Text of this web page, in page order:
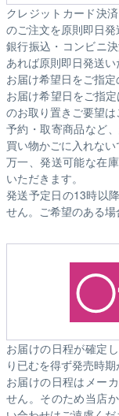
クレジットカード決
のご注文を原則即日発
銀行振込・コンビニ
あれば原則即日発送い
お届け希望日をご指
お届け希望日をご指
のお取り置きご要望は
予約・取寄商品など
買い物かごに入れない
万一、発送可能な在
いただきます。
発送予定日の13時以
せん。ご希望のある場
お届けの日程が確定
り已むを得ず発売時
お届けの日程はメー
せん。そのため当店